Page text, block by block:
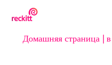
Домашняя страница |